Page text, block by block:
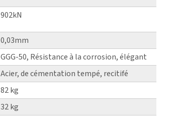
902kN
0,03mm
GGG-50, Résistance à la corrosion, élégant
Acier, de cémentation tempé, recitifé
82 kg
32 kg